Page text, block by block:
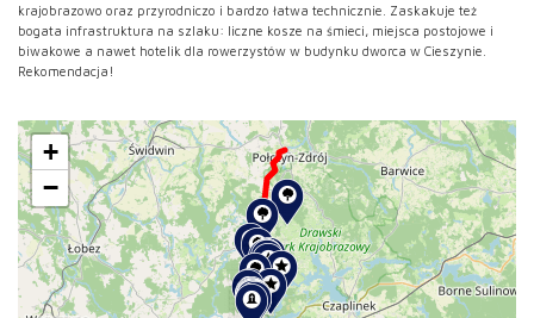
krajobrazowo oraz przyrodniczo i bardzo łatwa technicznie. Zaskakuje też
bogata infrastruktura na szlaku: liczne kosze na śmieci, miejsca postojowe i
biwakowe a nawet hotelik dla rowerzystów w budynku dworca w Cieszynie.
Rekomendacja!
+
−